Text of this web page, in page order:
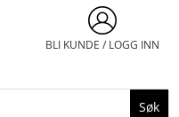
BLI KUNDE / LOGG INN